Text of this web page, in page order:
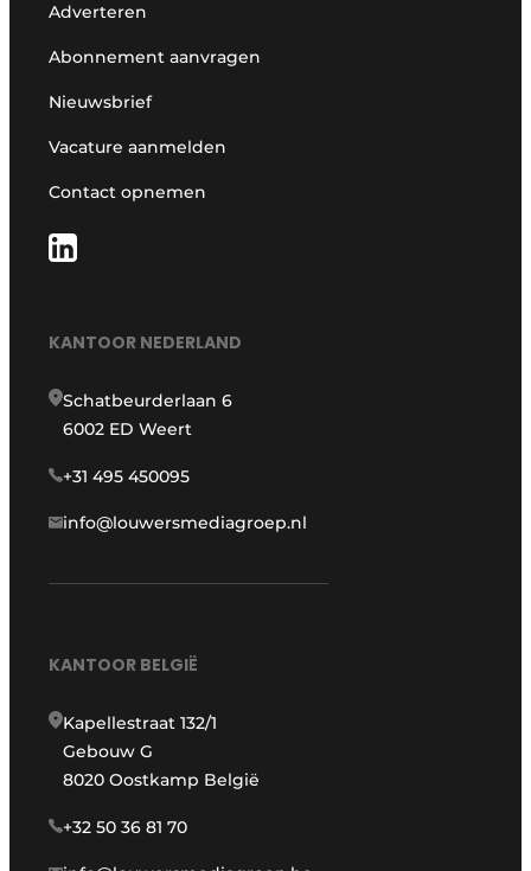
Adverteren
Abonnement aanvragen
Nieuwsbrief
Vacature aanmelden
Contact opnemen
KANTOOR NEDERLAND
Schatbeurderlaan 6
6002 ED Weert
+31 495 450095
info@louwersmediagroep.nl
KANTOOR BELGIË
Kapellestraat 132/1
Gebouw G
8020 Oostkamp België
+32 50 36 81 70